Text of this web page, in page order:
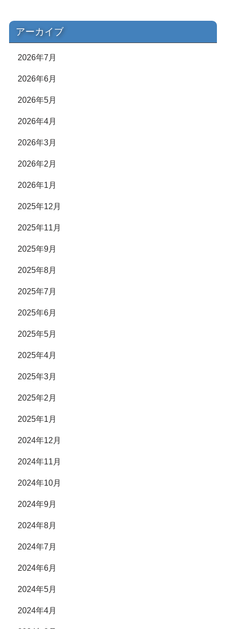
アーカイブ
2026年7月
2026年6月
2026年5月
2026年4月
2026年3月
2026年2月
2026年1月
2025年12月
2025年11月
2025年9月
2025年8月
2025年7月
2025年6月
2025年5月
2025年4月
2025年3月
2025年2月
2025年1月
2024年12月
2024年11月
2024年10月
2024年9月
2024年8月
2024年7月
2024年6月
2024年5月
2024年4月